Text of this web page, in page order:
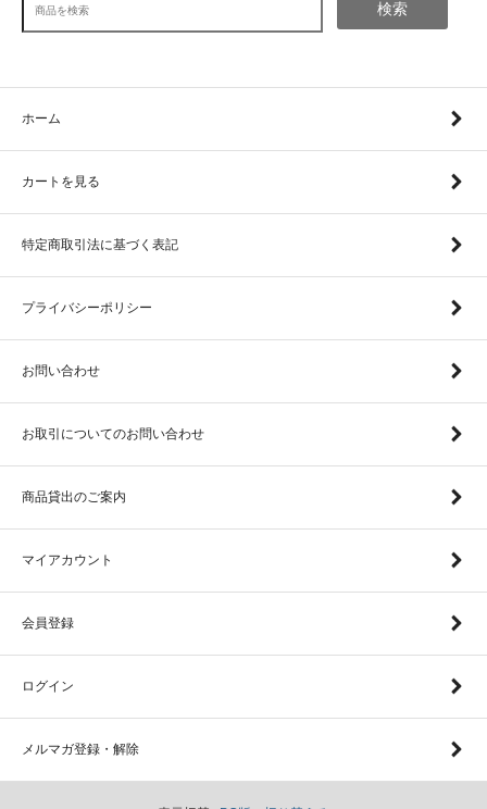
検索
ホーム
カートを見る
特定商取引法に基づく表記
プライバシーポリシー
お問い合わせ
お取引についてのお問い合わせ
商品貸出のご案内
マイアカウント
会員登録
ログイン
メルマガ登録・解除